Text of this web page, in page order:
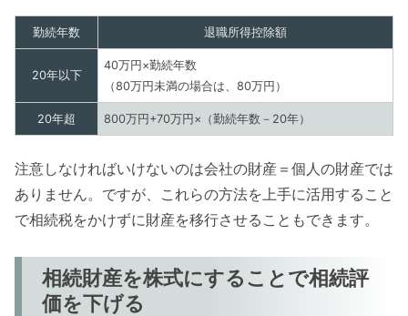
勤続年数 退職所得控除額
20年以下
40万円×勤続年数
（80万円未満の場合は、80万円）
20年超 800万円+70万円×（勤続年数－20年）
注意しなければいけないのは会社の財産＝個人の財産では
ありません。ですが、これらの方法を上手に活用すること
で相続税をかけずに財産を移行させることもできます。
相続財産を株式にすることで相続評
価を下げる